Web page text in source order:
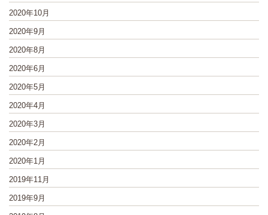
2020年10月
2020年9月
2020年8月
2020年6月
2020年5月
2020年4月
2020年3月
2020年2月
2020年1月
2019年11月
2019年9月